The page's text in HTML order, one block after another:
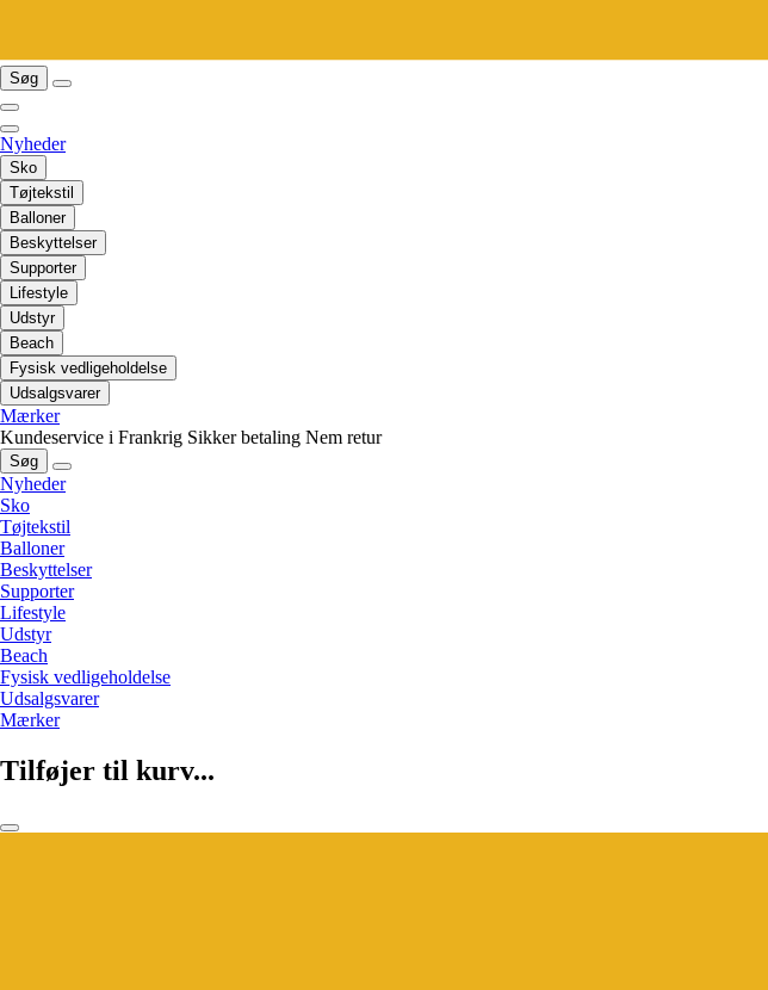
Søg
Nyheder
Sko
Tøjtekstil
Balloner
Beskyttelser
Supporter
Lifestyle
Udstyr
Beach
Fysisk vedligeholdelse
Udsalgsvarer
Mærker
Kundeservice i Frankrig Sikker betaling Nem retur
Søg
Nyheder
Sko
Tøjtekstil
Balloner
Beskyttelser
Supporter
Lifestyle
Udstyr
Beach
Fysisk vedligeholdelse
Udsalgsvarer
Mærker
Tilføjer til kurv...